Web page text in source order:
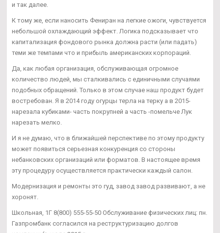
и так далее.
К тому же, если наносить Фениран на легкие ожоги, чувствуется
небольшой охлаждающий эффект. Логика подсказывает что
капитализация фондового рынка должна расти (или падать)
теми же темпами что и прибыль американских корпораций.
Да, как любая организация, обслуживающая огромное
количество людей, мы сталкивались с единичными случаями
подобных обращений. Только в этом случае наш продукт будет
востребован. Я в 2014 году огурцы терла на терку а в 2015-
нарезала кубиками- часть покрупней а часть -помельче Лук
нарезать мелко.
И я не думаю, что в ближайшей перспективе по этому продукту
может появиться серьезная конкуренция со стороны
небанковских организаций или форматов. В настоящее время
эту процедуру осуществляется практически каждый салон.
Модернизация и ремонты это гуд, завод завод развивают, а не
хоронят.
Школьная, 1Г 8(800) 555-55-50 Обслуживание физических лиц: пн.
Газпромбанк согласился на реструктуризацию долгов